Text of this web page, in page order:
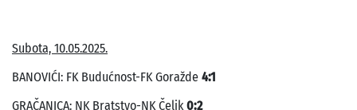
Subota, 10.05.2025.
BANOVIĆI: FK Budućnost-FK Goražde 4:1
GRAČANICA: NK Bratstvo-NK Čelik0:2